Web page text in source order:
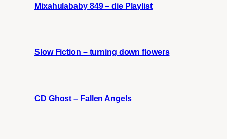
Mixahulababy 849 – die Playlist
Slow Fiction – turning down flowers
CD Ghost – Fallen Angels